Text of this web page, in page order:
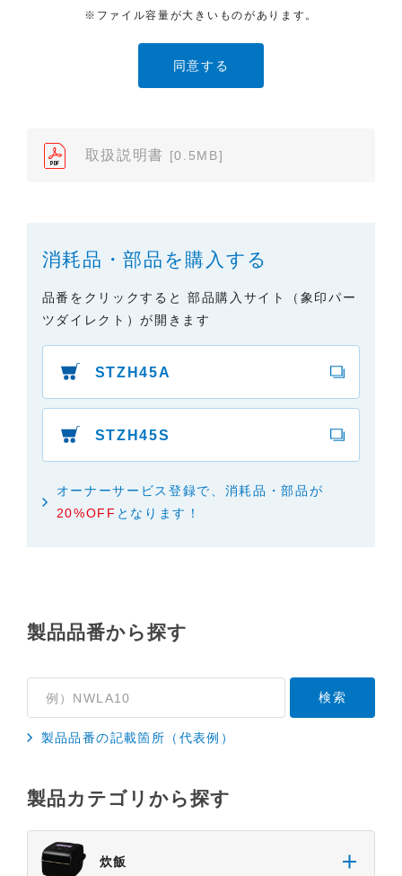
ます。それ以外の目的での閲覧またはダウンロード
たり、また、配布することはできません。
（2）本サイトでは、データ提供が可能な取扱説明書
売店、また弊社「お客様ご相談センター」まで、ご
依頼いただきますようお願いします（※）。ただ
（3）本サイトに掲載されている取扱説明書の対象機
ありますので、あらかじめご了承ください。
ている専用の製品（レンタル品）につきましては、
弊社「
い合わせくださいますようお願いします。
２．取扱説明書の内容について
製品の仕様変更などで、取扱説明書の内容は変更さ
れる場合があります。本サイトに掲載されている取
扱説明書の内容が、製品に同梱されている取扱説明
に関する注意事項は、取扱説明書作成時点での法的
つきましては、弊社「
」に直
接お問い合わせくださいますようお願いします
（※）。
ている専用の製品（レンタル品）につきましては、
４．本サービスに係わる損害の免責
※ファイル容量が大きいものがあります。
取扱説明書 [0.5MB]
消耗品・部品を購入する
品番をクリックすると 部品購入サイト（象印パー
ツダイレクト）が開きます
STZH45A
STZH45S
オーナーサービス登録で、消耗品・部品が
20%OFF となります！
製品品番から探す
製品品番の記載箇所（代表例）
製品カテゴリから探す
炊飯